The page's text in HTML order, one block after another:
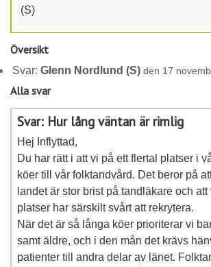
(S)
Översikt
Svar:Glenn Nordlund (S) den 17
Alla svar
Svar: Hur lång väntan är rimlig
Hej Inflyttad,
Du har rätt i att vi på ett flertal platser i
köer till vår folktandvård. Det beror på
landet är stor brist på tandläkare och att
platser har särskilt svårt att rekrytera.
När det är så långa köer prioriterar vi
samt äldre, och i den mån det krävs
patienter till andra delar av länet.